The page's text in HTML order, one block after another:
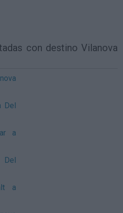
con destino Vilanova
Del
a
a